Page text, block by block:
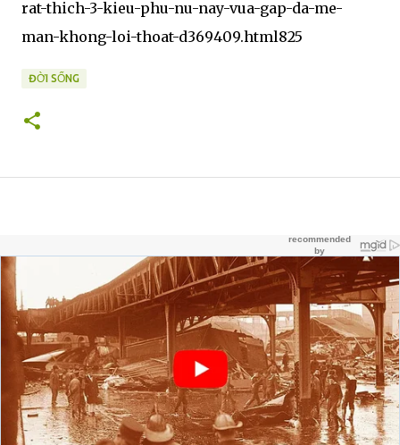
rat-thich-3-kieu-phu-nu-nay-vua-gap-da-me-
man-khong-loi-thoat-d369409.html825
ĐỜI SỐNG